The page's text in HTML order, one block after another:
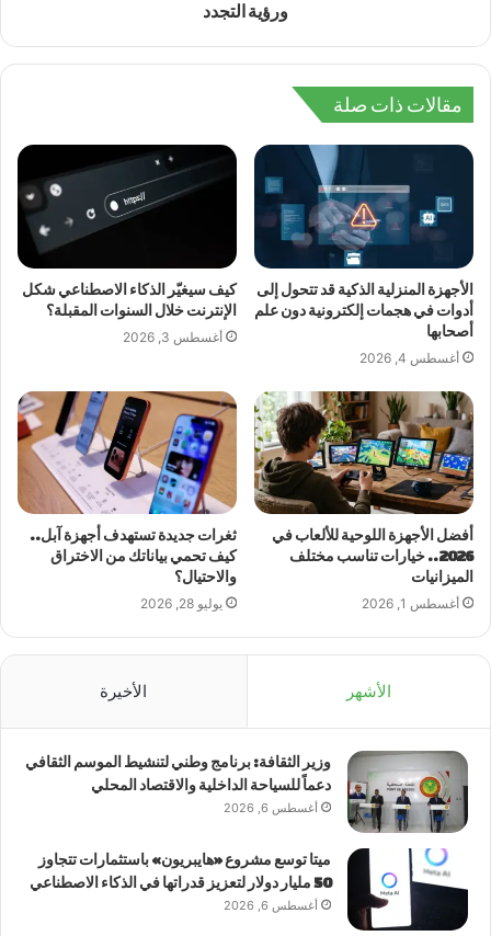
ورؤية التجدد
مقالات ذات صلة
الأجهزة المنزلية الذكية قد تتحول إلى
أدوات في هجمات إلكترونية دون علم
أصحابها
أغسطس 4, 2026
كيف سيغيّر الذكاء الاصطناعي شكل
الإنترنت خلال السنوات المقبلة؟
أغسطس 3, 2026
أفضل الأجهزة اللوحية للألعاب في
2026.. خيارات تناسب مختلف
الميزانيات
أغسطس 1, 2026
ثغرات جديدة تستهدف أجهزة آبل..
كيف تحمي بياناتك من الاختراق
والاحتيال؟
يوليو 28, 2026
الأشهر الأخيرة
وزير الثقافة: برنامج وطني لتنشيط الموسم الثقافي
دعماً للسياحة الداخلية والاقتصاد المحلي
أغسطس 6, 2026
ميتا توسع مشروع «هايبريون» باستثمارات تتجاوز
50 مليار دولار لتعزيز قدراتها في الذكاء الاصطناعي
أغسطس 6, 2026